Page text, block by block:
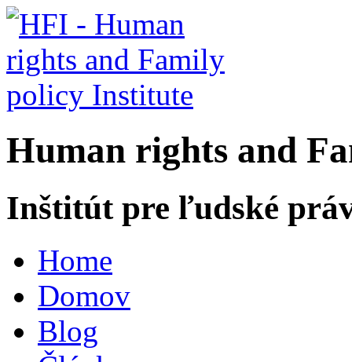
Human rights and F
Inštitút pre ľudské
Home
Domov
Blog